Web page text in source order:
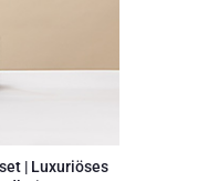
| Luxuriöses